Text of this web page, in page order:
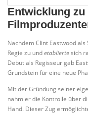
Entwicklung
Nachdem Clint Eastwood
Regie zu undetabliertesich
Debüt als Regisseur gab
Grundstein für eine neue
Mit der Gründung seiner
nahm er die Kontrolle über
Hand. Dieser Zug